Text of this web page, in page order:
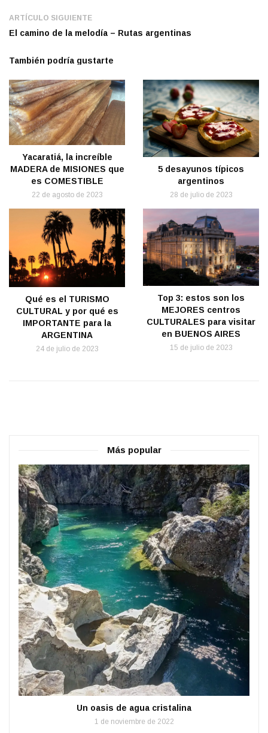
ARTÍCULO SIGUIENTE
El camino de la melodía – Rutas argentinas
También podría gustarte
Yacaratiá, la increíble
MADERA de MISIONES que
es COMESTIBLE
22 de agosto de 2023
5 desayunos típicos
argentinos
28 de julio de 2023
Qué es el TURISMO
CULTURAL y por qué es
IMPORTANTE para la
ARGENTINA
24 de julio de 2023
Top 3: estos son los
MEJORES centros
CULTURALES para visitar
en BUENOS AIRES
15 de julio de 2023
Más popular
Un oasis de agua cristalina
1 de noviembre de 2022